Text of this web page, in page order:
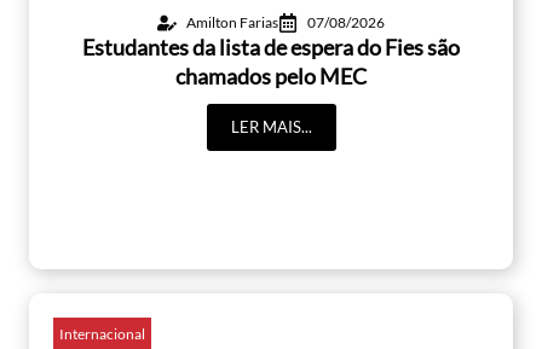
Amilton Farias 07/08/2026
Estudantes da lista de espera do Fies são
chamados pelo MEC
LER MAIS...
Internacional